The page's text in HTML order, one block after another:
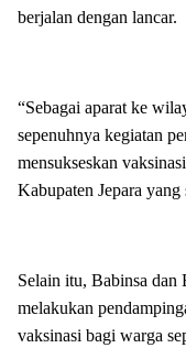
berjalan dengan lancar.
“Sebagai aparat ke
sepenuhnya kegiatan
mensukseskan
Kabupaten Jepara
Selain itu, Babinsa dan
melakukan
vaksinasi bagi warga